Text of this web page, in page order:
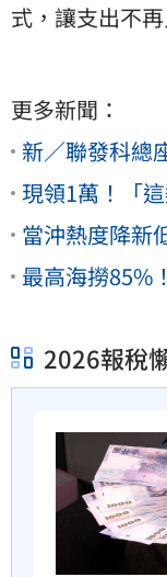
式，讓支出不
更多新聞：
新／聯發科總
現領1萬！「
當沖熱度降新
最高海撈85%
2026報稅